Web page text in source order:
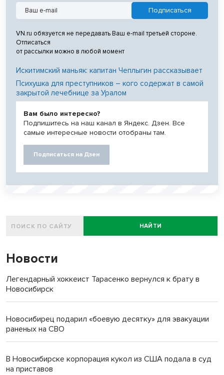
VN.ru обязуется не передавать Ваш e-mail третьей стороне.
Отписаться
от рассылки можно в любой момент
Искитимский маньяк: капитан Чеплыгин рассказывает
Психушка для преступников – кого содержат в самой
закрытой лечебнице за Уралом
Вам было интересно?
Подпишитесь на наш канал в Яндекс. Дзен. Все
самые интересные новости отобраны там.
Подписаться на Дзен
НАЙТИ
Новости
Легендарный хоккеист Тарасенко вернулся к брату в
Новосибирск
Новосибирец подарил «боевую десятку» для эвакуации
раненых на СВО
В Новосибирске корпорация кукол из США подала в суд
на приставов